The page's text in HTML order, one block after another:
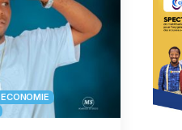
ECONOMIE